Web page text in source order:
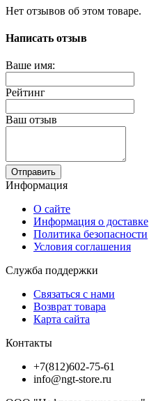
Нет отзывов об этом товаре.
Написать отзыв
Ваше имя:
Рейтинг
Ваш отзыв
Отправить
Информация
О сайте
Информация о доставке
Политика безопасности
Условия соглашения
Служба поддержки
Связаться с нами
Возврат товара
Карта сайта
Контакты
+7(812)602-75-61
info@ngt-store.ru